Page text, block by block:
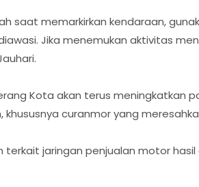
saat memarkirkan kendaraan,
Jika menemukan aktivitas
Kota akan terus meningkatkan
curanmor yang
jaringan penjualan motor hasil